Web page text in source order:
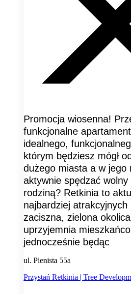
Promocja wiosenna!
funkcjonalne
idealnego,
którym będziesz mógł
dużego miasta a w jego
aktywnie spędzać wolny
rodziną? Retkinia to
najbardziej atrakcyjnych
zaciszna, zielona
uprzyjemnia
jednocześnie będąc
ul. Pienista 55a
Przystań Retkinia | Tree